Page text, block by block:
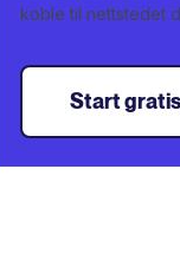
koble til nettstedet
Start